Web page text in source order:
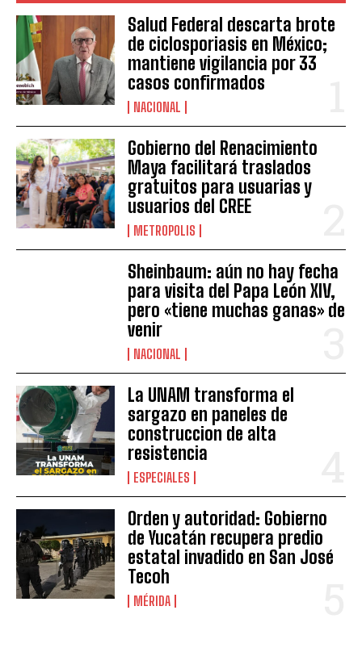
Salud Federal descarta brote
de ciclosporiasis en México;
mantiene vigilancia por 33
casos confirmados
NACIONAL
Gobierno del Renacimiento
Maya facilitará traslados
gratuitos para usuarias y
usuarios del CREE
METROPOLIS
Sheinbaum: aún no hay fecha
para visita del Papa León XIV,
pero «tiene muchas ganas» de
venir
NACIONAL
La UNAM transforma el
sargazo en paneles de
construccion de alta
resistencia
ESPECIALES
Orden y autoridad: Gobierno
de Yucatán recupera predio
estatal invadido en San José
Tecoh
MÉRIDA